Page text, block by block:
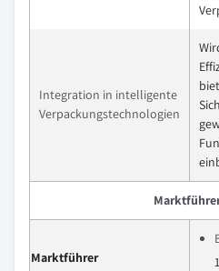
Integration in intelligente
Verpackungstechnologien
Marktführer